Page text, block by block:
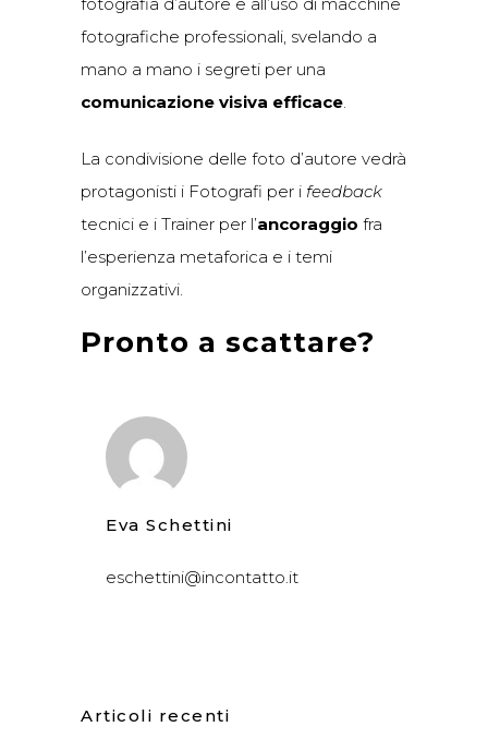
fotografiche professionali, svelando a
mano a mano i segreti per una
comunicazione visiva efficace
La condivisione delle foto d’autore vedrà
protagonisti i Fotografi per i feedback
tecnici e i Trainer per l’ancoraggio fra
l’esperienza metaforica e i temi
organizzativi.
Pronto a scattare?
Eva Schettini
eschettini@incontatto.it
Articoli recenti